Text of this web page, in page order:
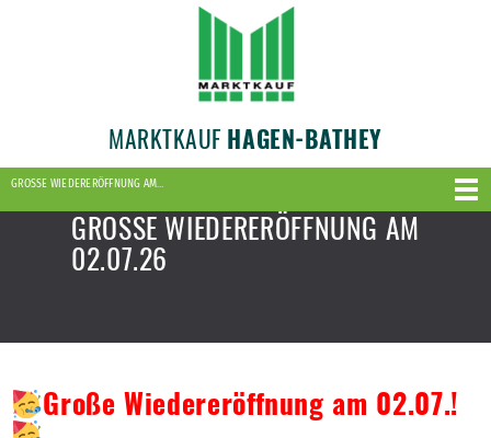
MARKTKAUF HAGEN-BATHEY
GROSSE WIEDERERÖFFNUNG AM…
GROSSE WIEDERERÖFFNUNG AM
02.07.26
Große Wiedereröffnung am 02.07.!